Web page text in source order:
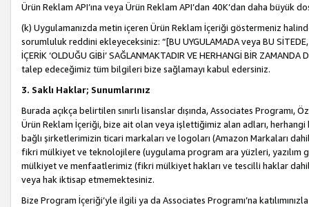
Ürün Reklam API’ına veya Ürün Reklam API’dan 40K’dan daha büyük
(k) Uygulamanızda metin içeren Ürün Reklam İçeriği göstermeniz
sorumluluk reddini ekleyeceksiniz: “[BU UYGULAMADA veya BU SİTEDE,
İÇERİK ‘OLDUĞU GİBİ’ SAĞLANMAKTADIR VE HERHANGİ BİR
talep edeceğimiz tüm bilgileri bize sağlamayı kabul edersiniz.
3. Saklı Haklar; Sunumlarınız
Burada açıkça belirtilen sınırlı lisanslar dışında, Associates Programı,
Ürün Reklam İçeriği, bize ait olan veya işlettiğimiz alan adları,
bağlı şirketlerimizin ticari markaları ve logoları (Amazon Markaları
fikri mülkiyet ve teknolojilere (uygulama program ara yüzleri,
mülkiyet ve menfaatlerimiz (fikri mülkiyet hakları ve tescilli haklar
veya hak iktisap etmemektesiniz.
Bize Program İçeriği’yle ilgili ya da Associates Programı’na